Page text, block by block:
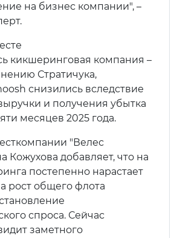
на бизнес компании", –
кикшеринговая компания –
Стратичука,
снизились вследствие
и получения убытка
месяцев 2025 года.
"Велес
Кожухова добавляет, что на
постепенно нарастает
рост общего флота
спроса. Сейчас
заметного